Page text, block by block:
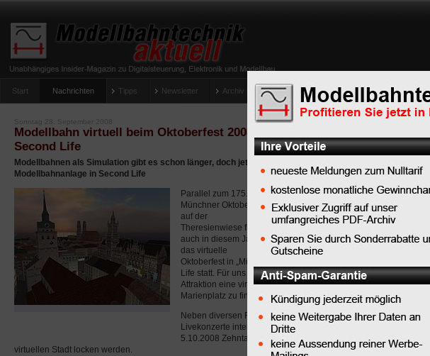
Start Nachrichten Tipps Newsletter Archiv Magazin Anlagenportraits Lexikon
Modellbahn virtuell beim Oktoberfest 2008 in "München SL" von
Second Life
Modellbahnen als Simulation gibt es schon länger, doch jetzt gibt es auch eine virtuelle
Modellbahnanlage in Second Life
Parallel zum 175.
Münchner Oktoberfest
auf der
Theresienwiese findet
auch in diesem Jahr
das virtuelle
Oktoberfest in „MünchenSL“, der virtuellen Stadt in Second
Life statt. Für uns Modellbahner gibt es als besondere
Attraktion eine virtuelle Modellbahnanlage auf dem
Marienplatz zu finden.
Neben diversen Fahrgeschäften sind es vor allem die vielen
Livekonzerte internationaler Künstler, die vom 20.9. bis zum
5.10.2008 Zehntausende in die Biergärten und -zelte der
virtuellen Stadt locken werden.